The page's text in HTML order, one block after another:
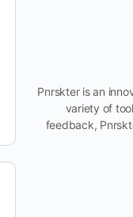
Pnrskter is an
variety of
feedback,